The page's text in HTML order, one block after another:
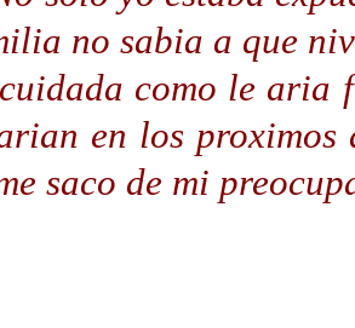
no sabia a que
como le aria
en los
saco de mi